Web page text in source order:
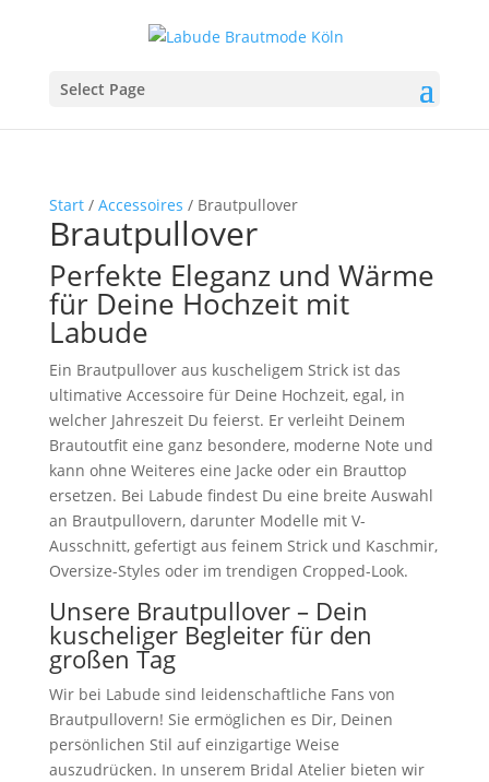
Select Page
Start/ Accessoires / Brautpullover
Brautpullover
Perfekte Eleganz und Wärme
für Deine Hochzeit mit
Labude
Ein Brautpullover aus kuscheligem Strick ist das
ultimative Accessoire für Deine Hochzeit, egal, in
welcher Jahreszeit Du feierst. Er verleiht Deinem
Brautoutfit eine ganz besondere, moderne Note und
kann ohne Weiteres eine Jacke oder ein Brauttop
ersetzen. Bei Labude findest Du eine breite Auswahl
an Brautpullovern, darunter Modelle mit V-
Ausschnitt, gefertigt aus feinem Strick und Kaschmir,
Oversize-Styles oder im trendigen Cropped-Look.
Unsere Brautpullover – Dein
kuscheliger Begleiter für den
großen Tag
Wir bei Labude sind leidenschaftliche Fans von
Brautpullovern! Sie ermöglichen es Dir, Deinen
persönlichen Stil auf einzigartige Weise
auszudrücken. In unserem Bridal Atelier bieten wir